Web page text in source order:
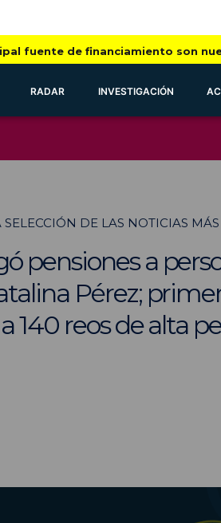
fuente de financiamiento son
RADAR INVESTIGACIÓN
SELECCIÓN DE LAS NOTICIAS
pensiones a
Pérez;
140 reos de alta